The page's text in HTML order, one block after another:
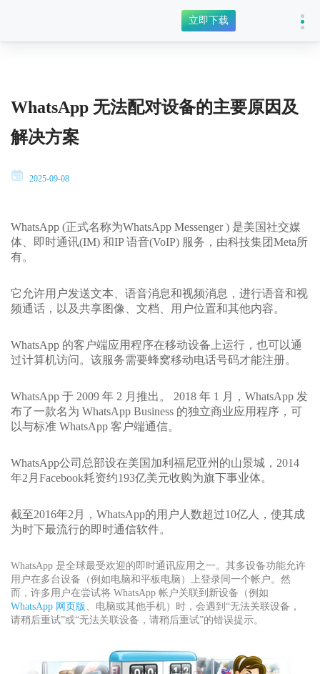
立即下载
WhatsApp 无法配对设备的主要原因及
解决方案
2025-09-08
WhatsApp (正式名称为WhatsApp Messenger ) 是美国社交媒
体、即时通讯(IM) 和IP 语音(VoIP) 服务，由科技集团Meta所
有。
它允许用户发送文本、语音消息和视频消息，进行语音和视
频通话，以及共享图像、文档、用户位置和其他内容。
WhatsApp 的客户端应用程序在移动设备上运行，也可以通
过计算机访问。该服务需要蜂窝移动电话号码才能注册。
WhatsApp 于 2009 年 2 月推出。 2018 年 1 月，WhatsApp 发
布了一款名为 WhatsApp Business 的独立商业应用程序，可
以与标准 WhatsApp 客户端通信。
WhatsApp公司总部设在美国加利福尼亚州的山景城，2014
年2月Facebook耗资约193亿美元收购为旗下事业体。
截至2016年2月，WhatsApp的用户人数超过10亿人，使其成
为时下最流行的即时通信软件。
WhatsApp 是全球最受欢迎的即时通讯应用之一。其多设备功能允许
用户在多台设备（例如电脑和平板电脑）上登录同一个帐户。然
而，许多用户在尝试将 WhatsApp 帐户关联到新设备（例如
WhatsApp 网页版 、电脑或其他手机）时，会遇到“无法关联设备，
请稍后重试”或“无法关联设备，请稍后重试”的错误提示。